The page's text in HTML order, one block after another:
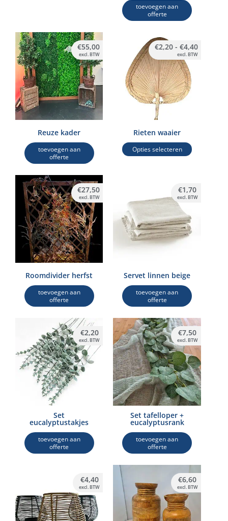
toevoegen aan
offerte
Reuze kader
toevoegen aan
offerte
€55,00
excl. BTW
Rieten waaier
Opties selecteren
Dit
product
heeft
meerdere
variaties.
Deze
optie
worden
productpagina
€2,20 - €4,40€2,20
tot
excl. BTW
Roomdivider herfst
toevoegen aan
offerte
€27,50
excl. BTW
Servet linnen beige
toevoegen aan
offerte
€1,70
excl. BTW
Set
eucalyptustakjes
toevoegen aan
offerte
€2,20
excl. BTW
Set tafelloper +
eucalyptusrank
toevoegen aan
offerte
€7,50
excl. BTW
€4,40
excl. BTW
€6,60
excl. BTW